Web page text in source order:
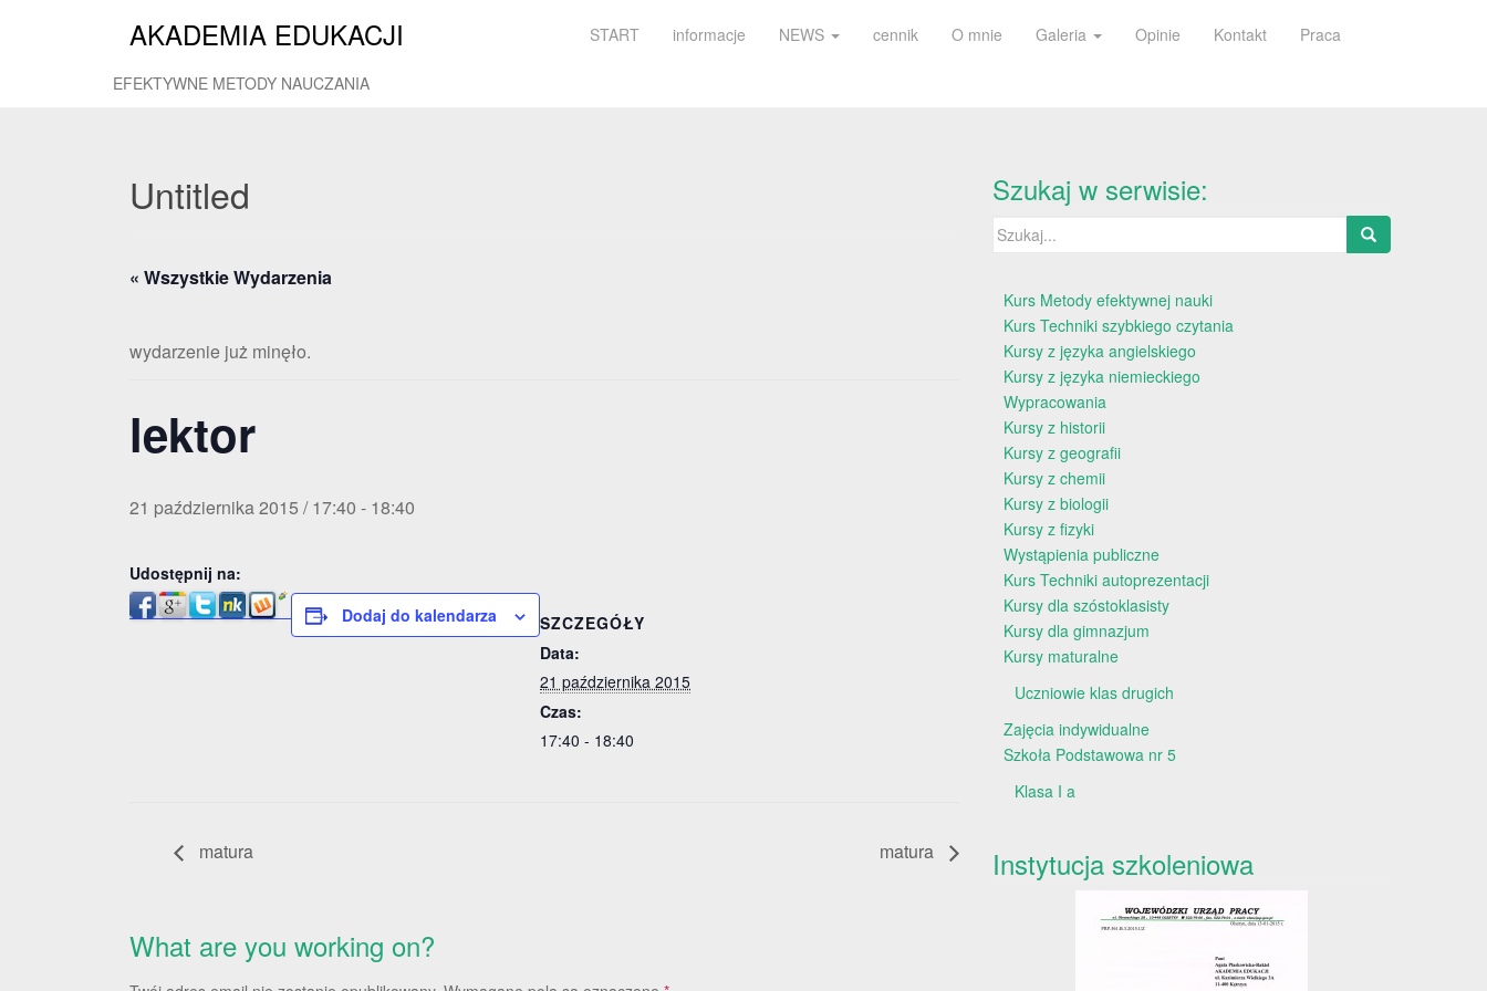
AKADEMIA EDUKACJI
EFEKTYWNE METODY NAUCZANIA
START informacje NEWS cennik O mnie Galeria Opinie Kontakt Praca
Untitled
« Wszystkie Wydarzenia
wydarzenie już minęło.
lektor
21 października 2015 / 17:40 - 18:40
Udostępnij na:
Dodaj do kalendarza
SZCZEGÓŁY
Data:
21 października 2015
Czas:
17:40 - 18:40
matura matura
What are you working on?
Szukaj w serwisie:
Szukaj:
Kurs Metody efektywnej nauki
Kurs Techniki szybkiego czytania
Kursy z języka angielskiego
Kursy z języka niemieckiego
Wypracowania
Kursy z historii
Kursy z geografii
Kursy z chemii
Kursy z biologii
Kursy z fizyki
Wystąpienia publiczne
Kurs Techniki autoprezentacji
Kursy dla szóstoklasisty
Kursy dla gimnazjum
Kursy maturalne
Uczniowie klas drugich
Zajęcia indywidualne
Szkoła Podstawowa nr 5
Klasa I a
Instytucja szkoleniowa